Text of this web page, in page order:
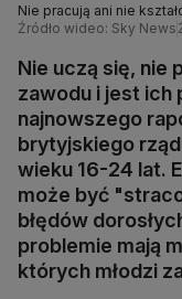
Nie pracują ani nie
Źródło wideo: Sky News
Nie uczą się, nie
zawodu i jest ich
najnowszego
brytyjskiego
wieku 16-24 lat.
może być
błędów
problemie mają
których młodzi